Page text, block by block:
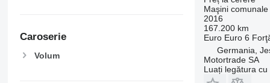
Caroserie
Volum
Maşini
2016
167.200 km
Euro Euro 6
Germania,
Motortrade SA
Luați legătura